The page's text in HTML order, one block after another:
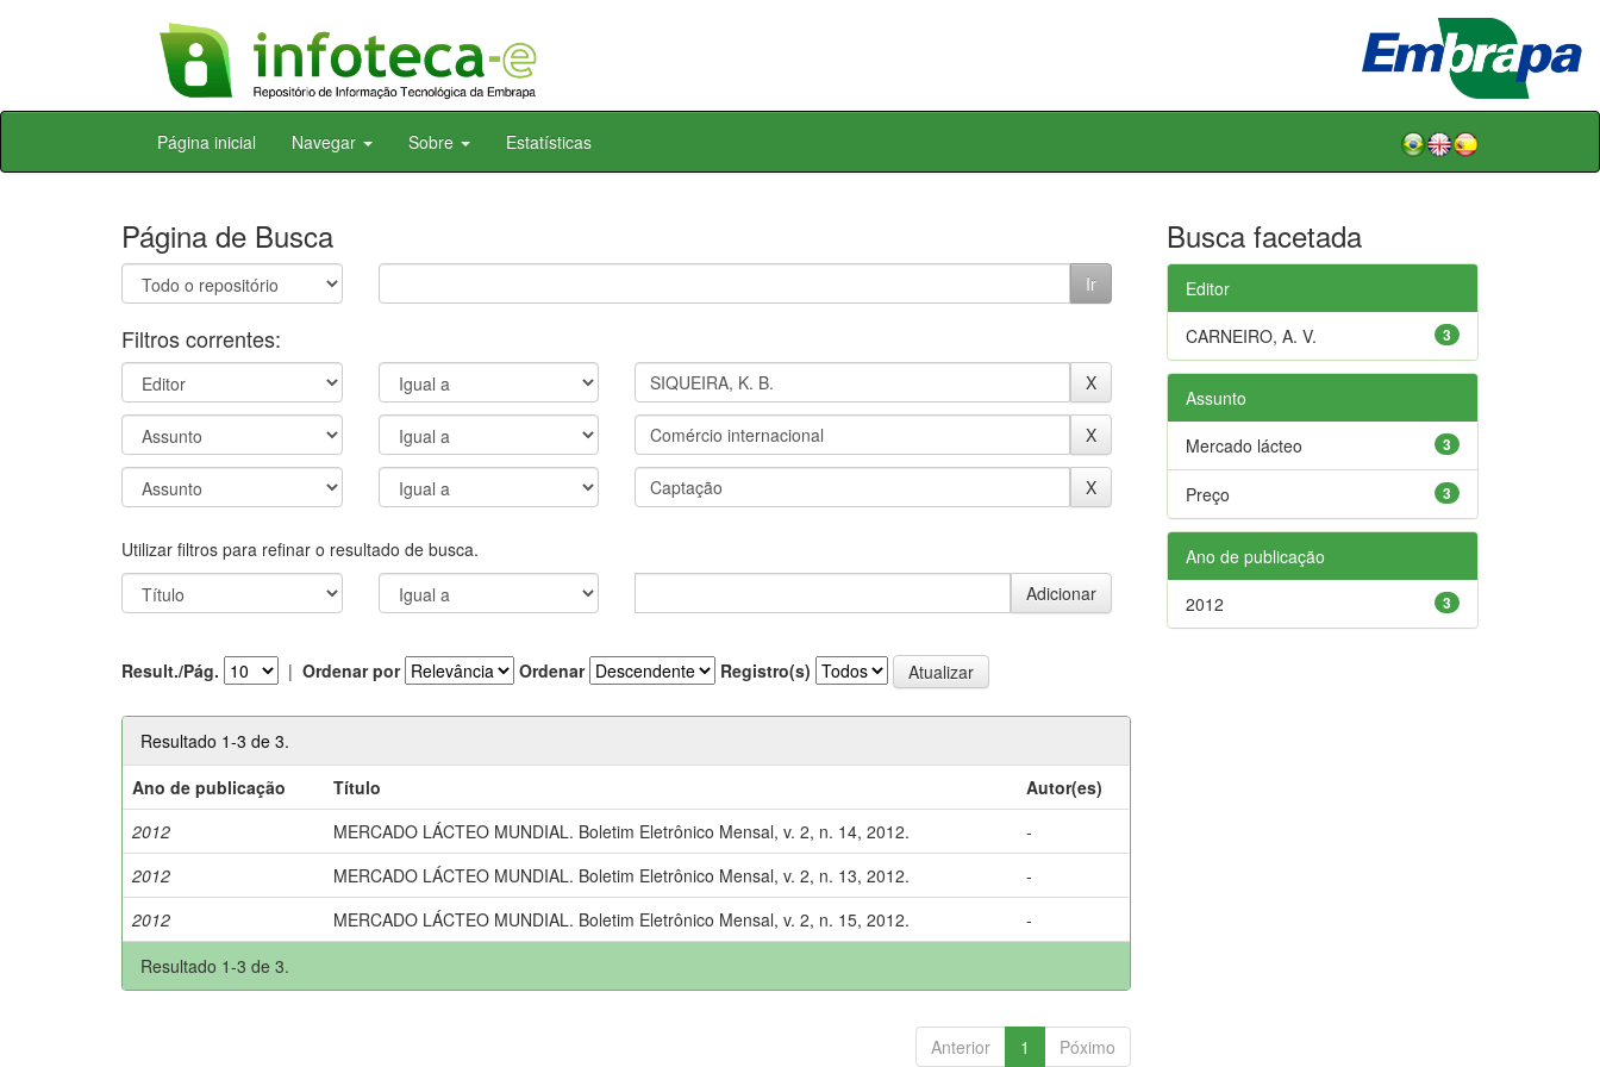
Skip
Página inicial Navegar Sobre Estatísticas
Página de Busca
Filtros correntes:
Utilizar filtros para refinar o resultado de busca.
Result./Pág. | Ordenar por Ordenar Registro(s)
Resultado 1-3 de 3.
Ano de publicação
Título
Autor(es)
2012
MERCADO LÁCTEO MUNDIAL. Boletim Eletrônico Mensal, v. 2, n. 14, 2012.
-
2012
MERCADO LÁCTEO MUNDIAL. Boletim Eletrônico Mensal, v. 2, n. 13, 2012.
-
2012
MERCADO LÁCTEO MUNDIAL. Boletim Eletrônico Mensal, v. 2, n. 15, 2012.
-
Resultado 1-3 de 3.
Anterior 1 Póximo
Busca facetada
Editor
3
CARNEIRO, A. V.
Assunto
3
Mercado lácteo
3
Preço
Ano de publicação
3
2012